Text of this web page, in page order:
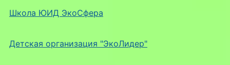
Школа ЮИД ЭкоСфера
Детская организация "ЭкоЛидер"